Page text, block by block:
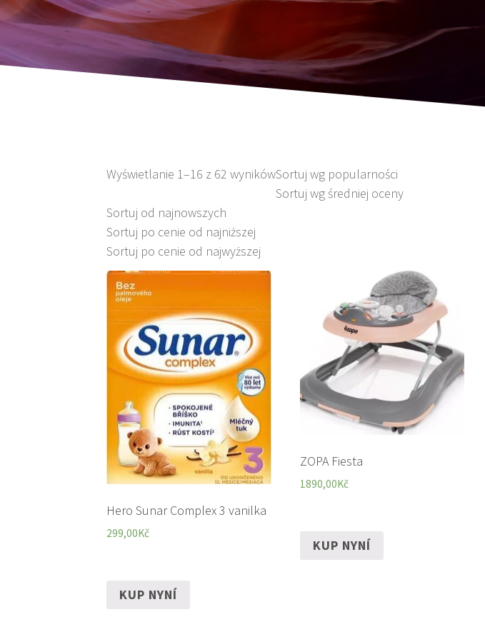
Wyświetlanie 1–16 z 62 wynikówSortuj wg popularności
Sortuj wg średniej oceny
Sortuj od najnowszych
Sortuj po cenie od najniższej
Sortuj po cenie od najwyższej
Hero Sunar Complex 3 vanilka
299,00Kč
KUP NYNÍ
ZOPA Fiesta
1890,00Kč
KUP NYNÍ